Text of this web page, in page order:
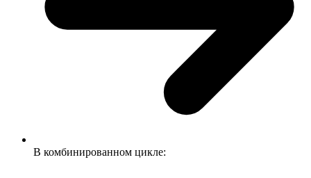
В комбинированном цикле: